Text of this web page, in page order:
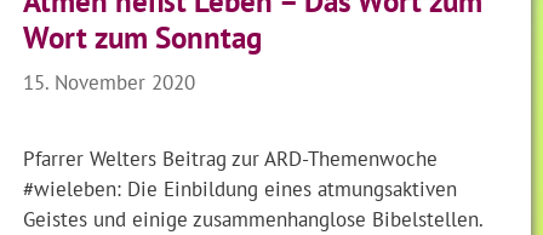
Wort zum Sonntag
15. November 2020
Pfarrer Welters Beitrag zur ARD-Themenwoche
#wieleben: Die Einbildung eines atmungsaktiven
Geistes und einige zusammenhanglose Bibelstellen.